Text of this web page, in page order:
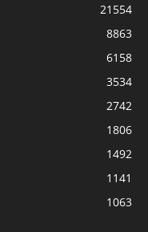
21554
8863
6158
3534
2742
1806
1492
1141
1063